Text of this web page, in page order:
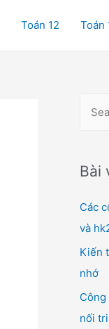
Toán 12 Toán
r
h
f
o
r
:
Bài
Các
và
Kiến
nhớ
nối